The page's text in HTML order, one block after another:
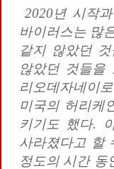
2020년 시작
바이러스는 많
같지 않았던
않았던 것들을
리오데자네이
미국의 허리케
키기도 했다.
사라졌다고 할
정도의 시간 동